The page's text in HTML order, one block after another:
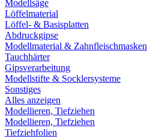
Modellsäge
Löffelmaterial
Löffel- & Basisplatten
Abdruckgipse
Modellmaterial & Zahnfleischmasken
Tauchhärter
Gipsverarbeitung
Modellstifte & Socklersysteme
Sonstiges
Alles anzeigen
Modellieren, Tiefziehen
Modellieren, Tiefziehen
Tiefziehfolien